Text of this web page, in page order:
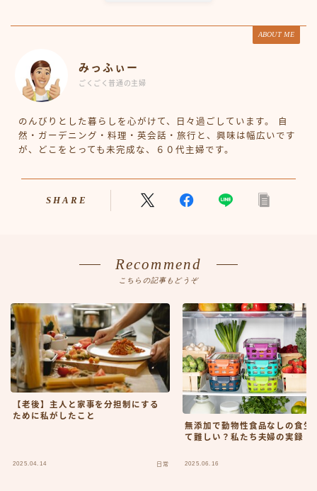
ABOUT ME
みっふぃー
ごくごく普通の主婦
のんびりとした暮らしを心がけて、日々過ごしています。 自
然・ガーデニング・料理・英会話・旅行と、興味は幅広いです
が、どこをとっても未完成な、６０代主婦です。
SHARE
Recommend
こちらの記事もどうぞ
【老後】主人と家事を分担制にする
ために私がしたこと
2025.04.14 日常
無添加で動物性食品なしの食生
て難しい？私たち夫婦の実録
2025.06.16